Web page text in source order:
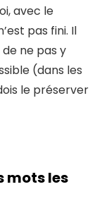
avec le
pas fini. Il
ne pas y
(dans les
le préserver
mots les